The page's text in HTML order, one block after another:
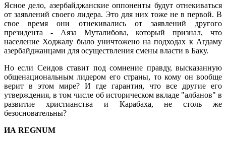
Ясное дело, азербайджанские оппоненты будут отнекиваться
от заявлений своего лидера. Это для них тоже не в первой. В
свое время они отнекивались от заявлений другого
президента - Аяза Муталибова, который признал, что
население Ходжалу было уничтожено на подходах к Агдаму
азербайджанцами для осуществления смены власти в Баку.
Но если Сеидов ставит под сомнение правду, высказанную
общенациональным лидером его страны, то кому он вообще
верит в этом мире? И где гарантия, что все другие его
утверждения, в том числе об историческом вкладе "албанов" в
развитие христианства и Карабаха, не столь же
безосновательны?
ИА REGNUM